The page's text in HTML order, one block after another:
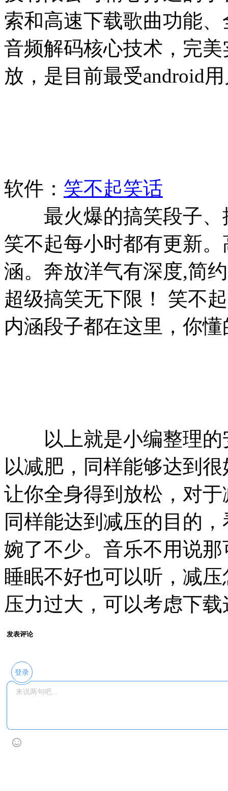
索和高速下载歌曲功能
音频解码核心技术，完
放，是目前最受android
软件： 笑不起笑话
最火爆的搞笑段子、
笑不起每小时都有更新
涵。奔放洋气有深度,简
超级搞笑无下限！ 笑不
内涵段子都在这里，你懂
以上就是小编整理的
以减肥，同样能够达到
让你全身得到放松，对
同样能达到减压的目的
婉了不少。音乐不用说
睡眠不好也可以听，减
压力过大，可以考虑下
发表评论
登录